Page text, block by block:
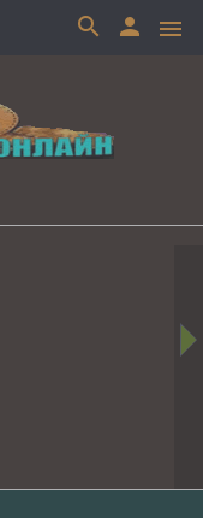
menu
person
search